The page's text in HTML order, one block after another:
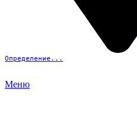
Определение...
Меню